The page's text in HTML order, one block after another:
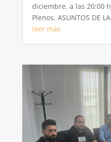
diciembre, a las 20:00
Plenos. ASUNTOS DE
leer más